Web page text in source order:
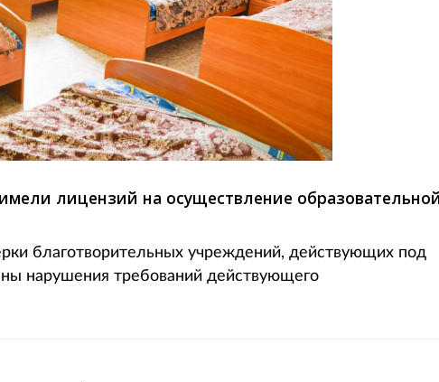
лицензий на осуществление образовательной
благотворительных учреждений, действующих под
нарушения требований действующего